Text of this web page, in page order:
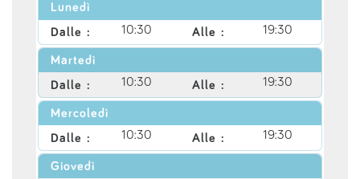
Lunedì
Dalle :
10:30 Alle : 19:30
Martedì
Dalle :
10:30 Alle : 19:30
Mercoledì
Dalle :
10:30 Alle : 19:30
Giovedì